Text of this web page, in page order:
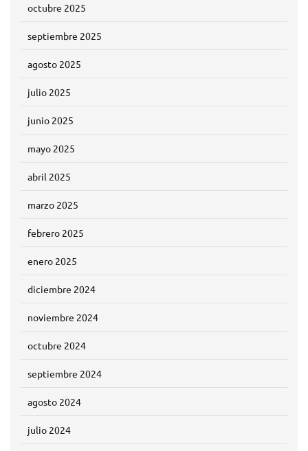
octubre 2025
septiembre 2025
agosto 2025
julio 2025
junio 2025
mayo 2025
abril 2025
marzo 2025
febrero 2025
enero 2025
diciembre 2024
noviembre 2024
octubre 2024
septiembre 2024
agosto 2024
julio 2024